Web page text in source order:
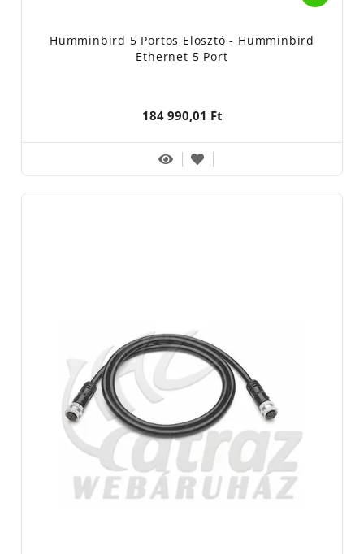
Humminbird 5 Portos Elosztó - Humminbird
Ethernet 5 Port
184 990,01 Ft